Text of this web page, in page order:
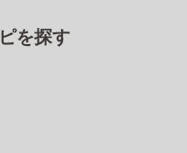
を探す